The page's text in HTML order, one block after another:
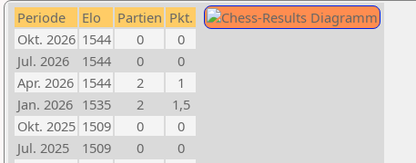
Periode Elo Partien Pkt.
Okt. 2026 1544 0
0
Jul. 2026
1544 0
0
Apr. 2026 1544 2
1
Jan. 2026 1535 2
1,5
Okt. 2025 1509 0
0
Jul. 2025
1509 0
0